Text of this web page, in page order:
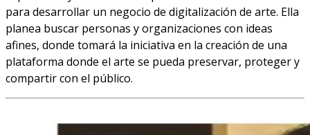
para desarrollar un negocio de digitalización de arte. Ella
planea buscar personas y organizaciones con ideas
afines, donde tomará la iniciativa en la creación de una
plataforma donde el arte se pueda preservar, proteger y
compartir con el público.